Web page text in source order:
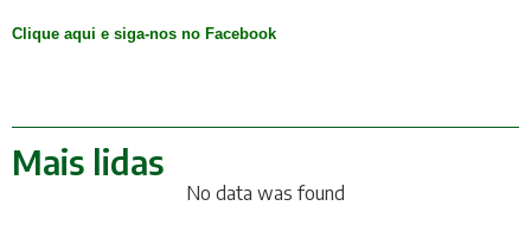
Clique aqui e siga-nos no Facebook
Mais lidas
No data was found